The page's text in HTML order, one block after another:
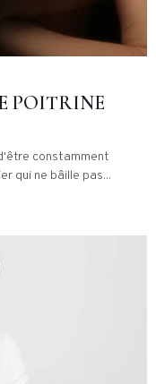
POITRINE
constamment
qui ne bâille pas...